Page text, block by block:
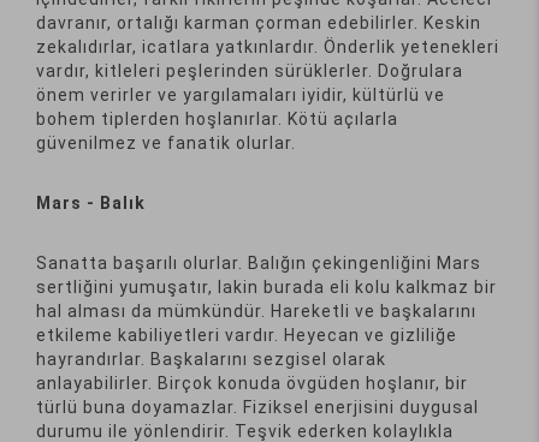
davranır, ortalığı karman çorman edebilirler. Keskin
zekalıdırlar, icatlara yatkınlardır. Önderlik yetenekleri
vardır, kitleleri peşlerinden sürüklerler. Doğrulara
önem verirler ve yargılamaları iyidir, kültürlü ve
bohem tiplerden hoşlanırlar. Kötü açılarla
güvenilmez ve fanatik olurlar.
Mars - Balık
Sanatta başarılı olurlar. Balığın çekingenliğini Mars
sertliğini yumuşatır, lakin burada eli kolu kalkmaz bir
hal alması da mümkündür. Hareketli ve başkalarını
etkileme kabiliyetleri vardır. Heyecan ve gizliliğe
hayrandırlar. Başkalarını sezgisel olarak
anlayabilirler. Birçok konuda övgüden hoşlanır, bir
türlü buna doyamazlar. Fiziksel enerjisini duygusal
durumu ile yönlendirir. Teşvik ederken kolaylıkla